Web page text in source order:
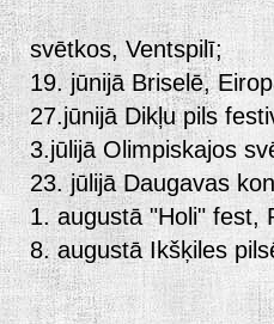
svētkos, Ventspilī;
19. jūnijā Briselē,
27.jūnijā Dikļu pils
3.jūlijā Olimpiskajos
23. jūlijā Daugavas
1. augustā "Holi" fest,
8. augustā Ikšķiles